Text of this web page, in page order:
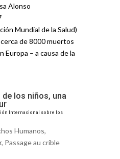
Alonso
Mundial de la Salud)
de 8000 muertos
Europa – a causa de la
de los niños, una
Internacional sobre los
Humanos,
, Passage au crible